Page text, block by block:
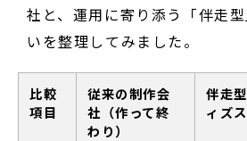
社と、運用に寄り添う「伴走
いを整理してみました。
比較
項目
従来の制作会
社（作って終
わり）
伴走
ィズ